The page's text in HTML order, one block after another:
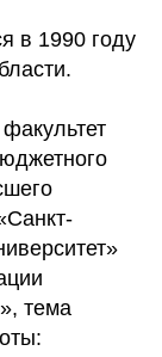
в 1990 году
тема